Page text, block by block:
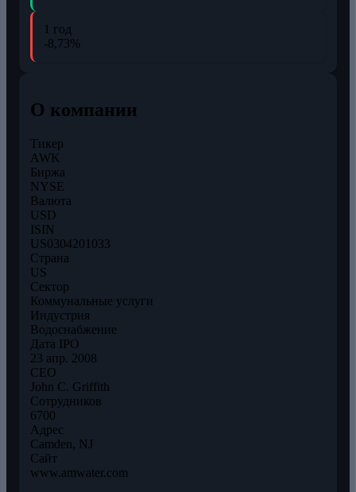
1 год
-8,73%
О компании
Тикер
AWK
Биржа
NYSE
Валюта
USD
ISIN
US0304201033
Страна
US
Сектор
Коммунальные услуги
Индустрия
Водоснабжение
Дата IPO
23 апр. 2008
CEO
John C. Griffith
Сотрудников
6700
Адрес
Camden, NJ
Сайт
www.amwater.com